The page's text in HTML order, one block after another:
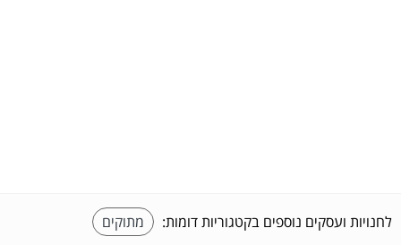
לחנויות ועסקים נוספים בקטגוריות דומות:
מתוקים